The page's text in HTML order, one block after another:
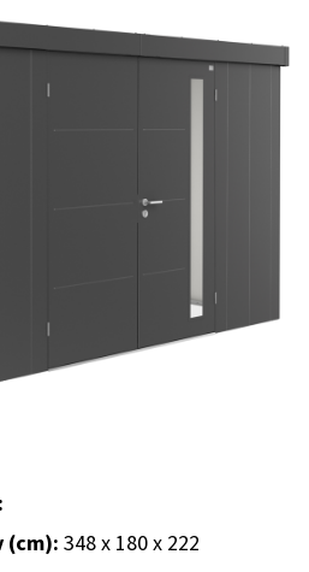
(cm):348 x 180 x 222